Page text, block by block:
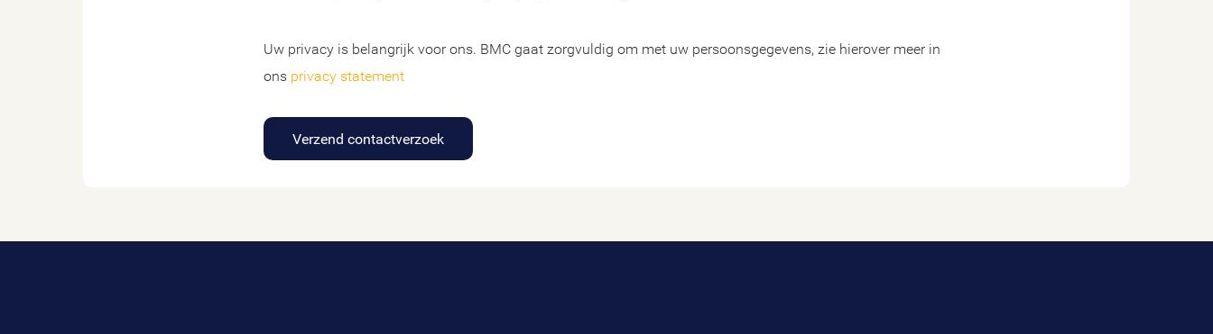
Uw privacy is belangrijk voor ons. BMC gaat zorgvuldig om met uw persoonsgegevens, zie hierover meer in
ons privacy statement
Verzend contactverzoek